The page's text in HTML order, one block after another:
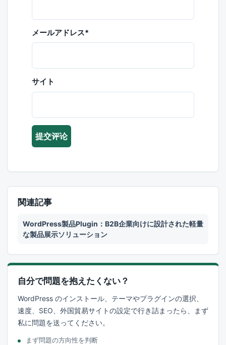
メールアドレス*
サイト
関連記事
WordPress製品Plugin：B2B企業向けに設計された軽量
な製品展示ソリューション
自分で問題を抱えたくない？
WordPress のインストール、テーマやプラグインの選択、
速度、SEO、外国貿易サイトの設定で行き詰まったら、まず
私に問題を送ってください。
まず問題の方向性を判断